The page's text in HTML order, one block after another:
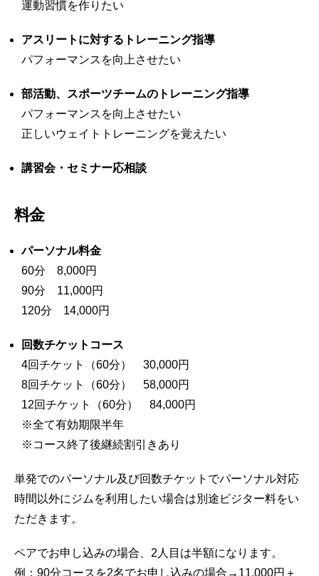
運動習慣を作りたい
アスリートに対するトレーニング指導
パフォーマンスを向上させたい
部活動、スポーツチームのトレーニング指導
パフォーマンスを向上させたい
正しいウェイトトレーニングを覚えたい
講習会・セミナー応相談
料金
パーソナル料金
60分 8,000円
90分 11,000円
120分 14,000円
回数チケットコース
4回チケット（60分） 30,000円
8回チケット（60分） 58,000円
12回チケット（60分） 84,000円
※全て有効期限半年
※コース終了後継続割引きあり
単発でのパーソナル及び回数チケットでパーソナル対応
時間以外にジムを利用したい場合は別途ビジター料をい
ただきます。
ペアでお申し込みの場合、2人目は半額になります。
例：90分コースを2名でお申し込みの場合→11,000円＋